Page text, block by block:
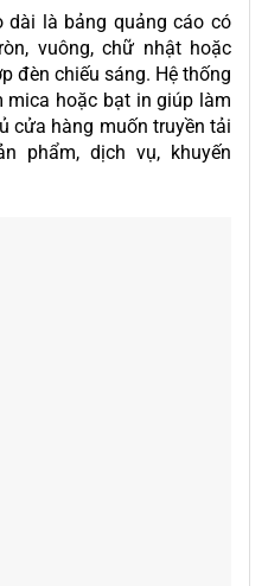
dài là bảng quảng cáo có
vuông, chữ nhật hoặc
đèn chiếu sáng. Hệ thống
mica hoặc bạt in giúp làm
cửa hàng muốn truyền tải
phẩm, dịch vụ, khuyến